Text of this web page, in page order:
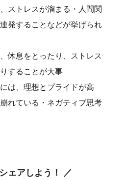
ストレスが溜まる・人間関
発することなどが挙げられ
休息をとったり、ストレス
することが大事
は、理想とプライドが高
れている・ネガティブ思考
ェアしよう！ ／